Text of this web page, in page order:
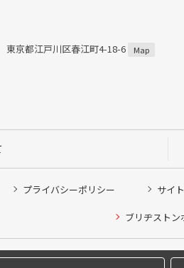
京都江戸川区春江町4-18-6 Map
プライバシーポリシー サイ
ブリヂストン
ピット作業の予約